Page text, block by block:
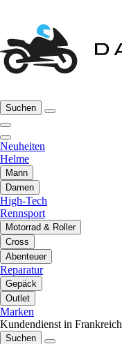
Suchen
Neuheiten
Helme
Mann
Damen
High-Tech
Rennsport
Motorrad & Roller
Cross
Abenteuer
Reparatur
Gepäck
Outlet
Marken
Kundendienst in Frankreich
Suchen